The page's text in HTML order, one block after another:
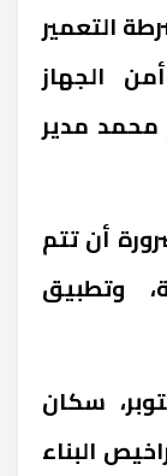
التعمير
الجهاز
محمد مدير
أن تتم
وتطبيق
جهاز مدينة ٦ أكتوبر، سكان
البناء